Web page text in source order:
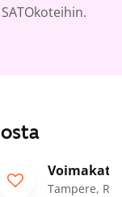
Voimakatu
Tampere,